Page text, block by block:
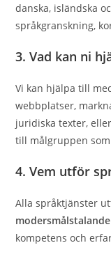
danska, isländska
språkgranskning,
3. Vad kan ni
Vi kan hjälpa till
webbplatser,
juridiska texter,
till målgruppen
4. Vem utför
Alla språktjänster
kompetens och